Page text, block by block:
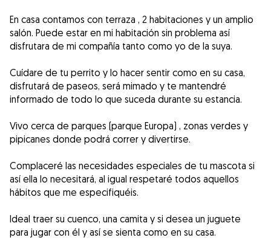
En casa contamos con terraza , 2 habitaciones y un amplio
salón. Puede estar en mi habitación sin problema así
disfrutara de mi compañía tanto como yo de la suya.
Cuídare de tu perrito y lo hacer sentir como en su casa,
disfrutará de paseos, será mimado y te mantendré
informado de todo lo que suceda durante su estancia.
Vivo cerca de parques (parque Europa) , zonas verdes y
pipicanes donde podrá correr y divertirse.
Complaceré las necesidades especiales de tu mascota si
así ella lo necesitará, al igual respetaré todos aquellos
hábitos que me especifiquéis.
Ideal traer su cuenco, una camita y si desea un juguete
para jugar con él y así se sienta como en su casa.